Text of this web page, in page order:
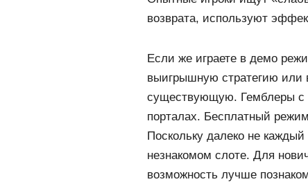
возврата, используют
Если же играете в демо
выигрышную стратегию или
существующую. Гемблеры с
порталах. Бесплатный
Поскольку далеко не
незнакомом слоте. Для
возможность лучше